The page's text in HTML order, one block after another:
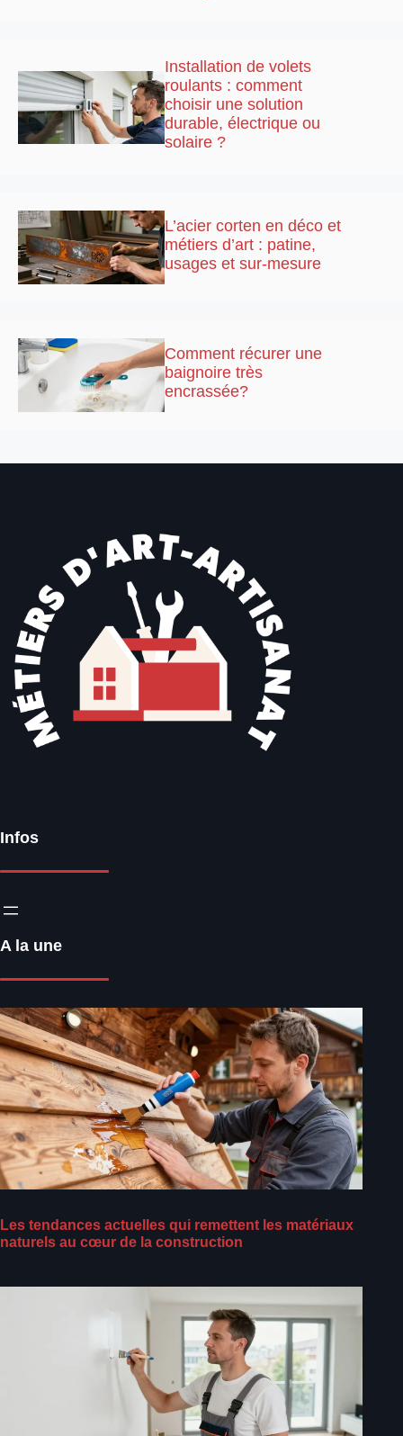
Installation de volets
roulants : comment
choisir une solution
durable, électrique ou
solaire ?
L’acier corten en déco et
métiers d’art : patine,
usages et sur-mesure
Comment récurer une
baignoire très
encrassée?
Infos
A la une
Les tendances actuelles qui remettent les matériaux
naturels au cœur de la construction